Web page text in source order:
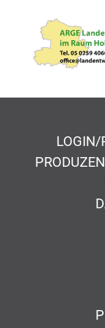
LOGIN/